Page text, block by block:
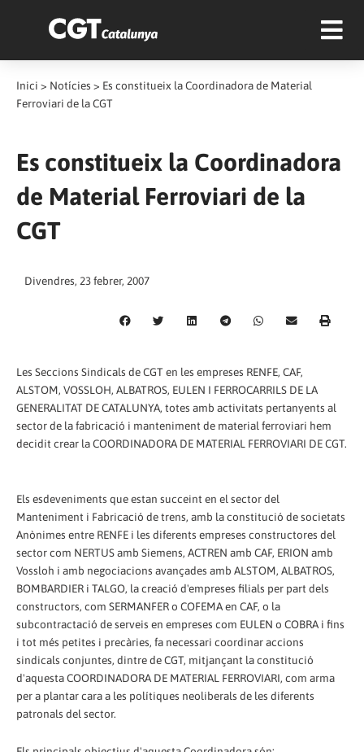
Inici > Notícies > Es constitueix la Coordinadora de Material
Ferroviari de la CGT
Es constitueix la Coordinadora
de Material Ferroviari de la
CGT
Divendres, 23 febrer, 2007
Les Seccions Sindicals de CGT en les empreses RENFE, CAF,
ALSTOM, VOSSLOH, ALBATROS, EULEN I FERROCARRILS DE LA
GENERALITAT DE CATALUNYA, totes amb activitats pertanyents al
sector de la fabricació i manteniment de material ferroviari hem
decidit crear la COORDINADORA DE MATERIAL FERROVIARI DE CGT.
Els esdeveniments que estan succeint en el sector del
Manteniment i Fabricació de trens, amb la constitució de societats
Anònimes entre RENFE i les diferents empreses constructores del
sector com NERTUS amb Siemens, ACTREN amb CAF, ERION amb
Vossloh i amb negociacions avançades amb ALSTOM, ALBATROS,
BOMBARDIER i TALGO, la creació d'empreses filials per part dels
constructors, com SERMANFER o COFEMA en CAF, o la
subcontractació de serveis en empreses com EULEN o COBRA i fins
i tot més petites i precàries, fa necessari coordinar accions
sindicals conjuntes, dintre de CGT, mitjançant la constitució
d'aquesta COORDINADORA DE MATERIAL FERROVIARI, com arma
per a plantar cara a les polítiques neoliberals de les diferents
patronals del sector.